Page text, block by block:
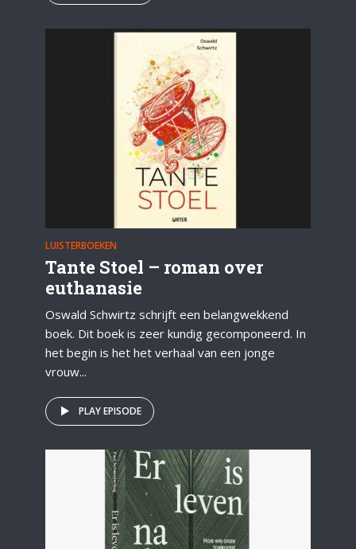
LUISTERBOEKEN
Tante Stoel – roman over
euthanasie
Oswald Schwirtz schrijft een belangwekkend
boek. Dit boek is zeer kundig gecomponeerd. In
het begin is het het verhaal van een jonge
vrouw...
PLAY EPISODE